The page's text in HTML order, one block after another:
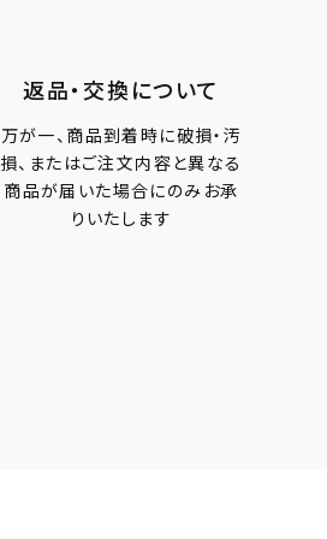
返品・交換について
万が一、商品到着時に破損・汚
損、またはご注文内容と異なる
商品が届いた場合にのみお承
りいたします